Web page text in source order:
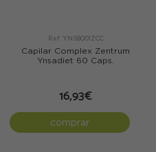
Ref: YNS8001ZCC
Capilar Complex Zentrum
Ynsadiet 60 Caps.
16,93€
comprar